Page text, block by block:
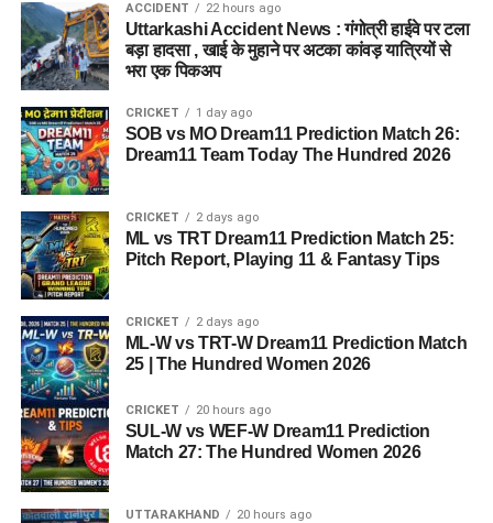
ACCIDENT 22 hours ago
Uttarkashi Accident News : गंगोत्री हाईवे पर टला
बड़ा हादसा , खाई के मुहाने पर अटका कांवड़ यात्रियों से
भरा एक पिकअप
CRICKET 1 day ago
SOB vs MO Dream11 Prediction Match 26:
Dream11 Team Today The Hundred 2026
CRICKET 2 days ago
ML vs TRT Dream11 Prediction Match 25:
Pitch Report, Playing 11 & Fantasy Tips
CRICKET 2 days ago
ML-W vs TRT-W Dream11 Prediction Match
25 | The Hundred Women 2026
CRICKET 20 hours ago
SUL-W vs WEF-W Dream11 Prediction
Match 27: The Hundred Women 2026
UTTARAKHAND 20 hours ago